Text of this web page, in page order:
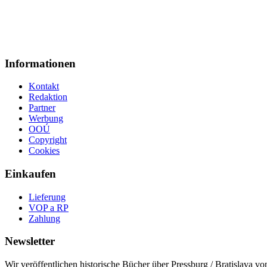
Informationen
Kontakt
Redaktion
Partner
Werbung
OOÚ
Copyright
Cookies
Einkaufen
Lieferung
VOP a RP
Zahlung
Newsletter
Wir veröffentlichen historische Bücher über Pressburg / Bratislava